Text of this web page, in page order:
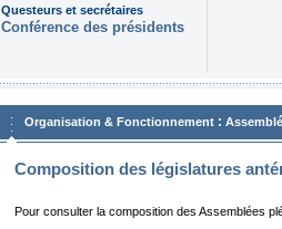
Questeurs et secrétaires
Conférence des présidents
Organisation & Fonctionnement :
Composition des législatures
Pour consulter la composition des Assemblées